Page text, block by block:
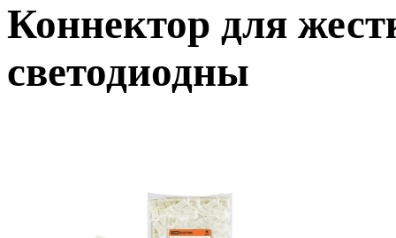
Коннектор для
светодиодны